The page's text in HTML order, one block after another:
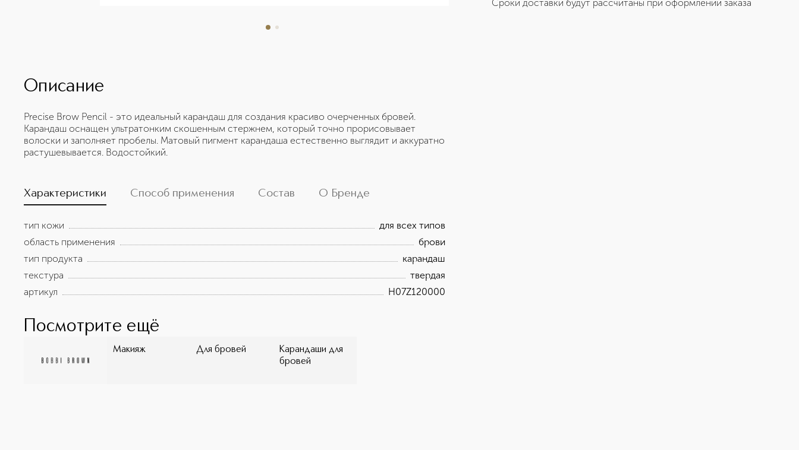
Сроки доставки будут рассчитаны при оформлении заказа
Описание
Precise Brow Pencil - это идеальный карандаш для создания красиво очерченных бровей.
Карандаш оснащен ультратонким скошенным стержнем, который точно прорисовывает
волоски и заполняет пробелы. Матовый пигмент карандаша естественно выглядит и аккуратно
растушевывается. Водостойкий.
Характеристики Способ применения Состав О Бренде
тип кожи
для всех типов
область применения
брови
тип продукта
карандаш
текстура
твердая
артикул
H07Z120000
Посмотрите ещё
Макияж Для бровей
Карандаши для
бровей